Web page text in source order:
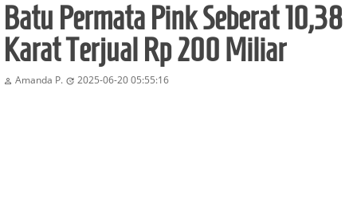
Batu Permata Pink Seberat 10,38
Karat Terjual Rp 200 Miliar
 Amanda P.  2025-06-20 05:55:16